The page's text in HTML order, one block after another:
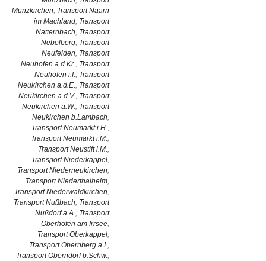
Münzkirchen, Transport Naarn
im Machland, Transport
Natternbach, Transport
Nebelberg, Transport
Neufelden, Transport
Neuhofen a.d.Kr., Transport
Neuhofen i.I., Transport
Neukirchen a.d.E., Transport
Neukirchen a.d.V., Transport
Neukirchen a.W., Transport
Neukirchen b.Lambach,
Transport Neumarkt i.H.,
Transport Neumarkt i.M.,
Transport Neustift i.M.,
Transport Niederkappel,
Transport Niederneukirchen,
Transport Niederthalheim,
Transport Niederwaldkirchen,
Transport Nußbach, Transport
Nußdorf a.A., Transport
Oberhofen am Irrsee,
Transport Oberkappel,
Transport Obernberg a.I.,
Transport Oberndorf b.Schw.,